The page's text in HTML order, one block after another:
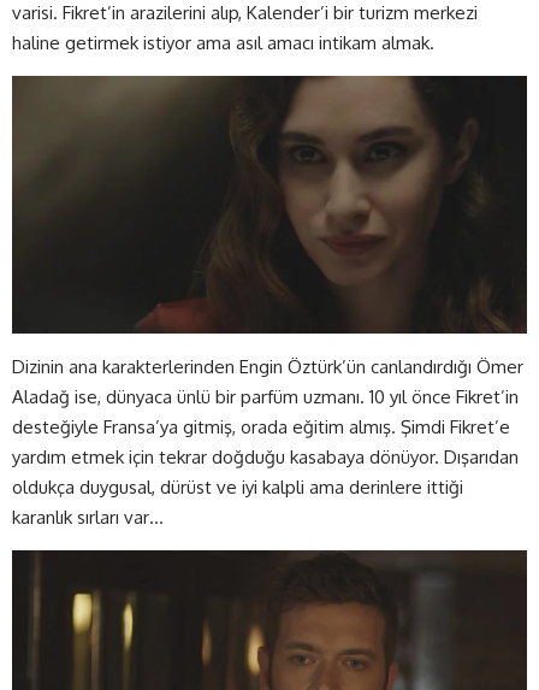
varisi. Fikret’in arazilerini alıp, Kalender’i bir turizm merkezi
haline getirmek istiyor ama asıl amacı intikam almak.
Dizinin ana karakterlerinden Engin Öztürk’ün canlandırdığı Ömer
Aladağ ise, dünyaca ünlü bir parfüm uzmanı. 10 yıl önce Fikret’in
desteğiyle Fransa’ya gitmiş, orada eğitim almış. Şimdi Fikret’e
yardım etmek için tekrar doğduğu kasabaya dönüyor. Dışarıdan
oldukça duygusal, dürüst ve iyi kalpli ama derinlere ittiği
karanlık sırları var…